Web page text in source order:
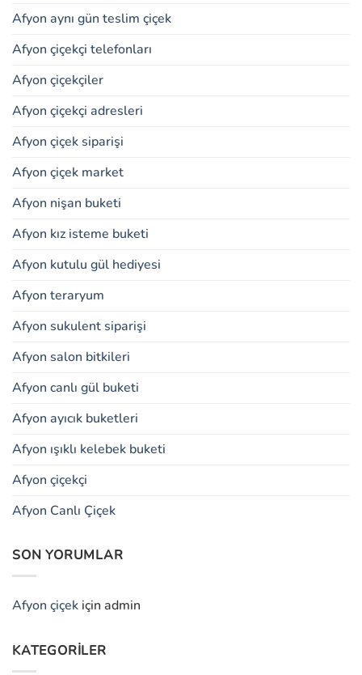
Afyon aynı gün teslim çiçek
Afyon çiçekçi telefonları
Afyon çiçekçiler
Afyon çiçekçi adresleri
Afyon çiçek siparişi
Afyon çiçek market
Afyon nişan buketi
Afyon kız isteme buketi
Afyon kutulu gül hediyesi
Afyon teraryum
Afyon sukulent siparişi
Afyon salon bitkileri
Afyon canlı gül buketi
Afyon ayıcık buketleri
Afyon ışıklı kelebek buketi
Afyon çiçekçi
Afyon Canlı Çiçek
SON YORUMLAR
Afyon çiçek için admin
KATEGORILER